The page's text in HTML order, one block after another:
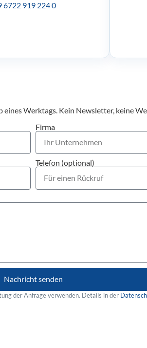
6722 919 224 0
Werktags. Kein Newsletter, keine
Firma
Telefon (optional)
Nachricht senden
der Anfrage verwenden. Details in der